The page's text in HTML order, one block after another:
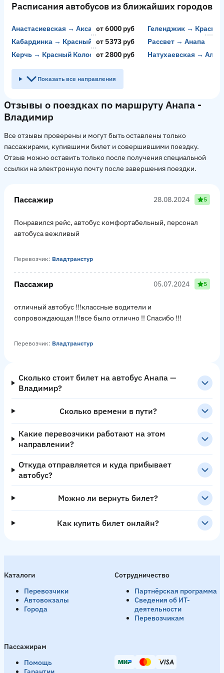
Расписания автобусов из ближайших городов
Анастасиевская → Аксай от 6000 руб
Геленджик →
Кабардинка → Красный Колосот 5373 руб
Рассвет → Анапа
Керчь → Красный Колос от 2800 руб Натухаевская →
Показать все направления
Отзывы о поездках по маршруту Анапа -
Владимир
Все отзывы проверены и могут быть оставлены только
пассажирами, купившими билет и совершившими поездку.
Отзыв можно оставить только после получения специальной
ссылки на электронную почту после завершения поездки.
Пассажир 28.08.2024 5
Понравился рейс, автобус комфортабельный, персонал
автобуса вежливый
Перевозчик: Владтранстур
Пассажир 05.07.2024 5
отличный автобус !!!классные водители и
сопровождающая !!!все было отлично !! Спасибо !!!
Перевозчик: Владтранстур
Сколько стоит билет на автобус Анапа —
Владимир?
Сколько времени в пути?
Какие перевозчики работают на этом
направлении?
Откуда отправляется и куда прибывает
автобус?
Можно ли вернуть билет?
Как купить билет онлайн?
Каталоги
Перевозчики
Автовокзалы
Города
Пассажирам
Помощь
Сотрудничество
Партнёрская программа
Сведения об ИТ-
деятельности
Перевозчикам